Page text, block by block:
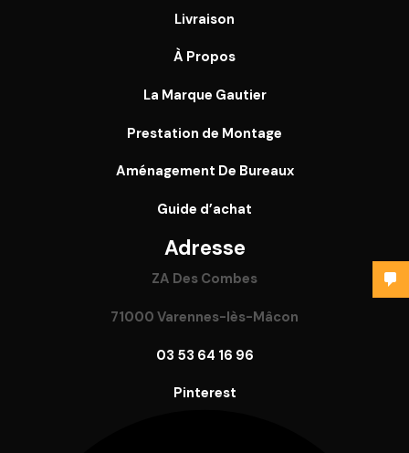
Livraison
À Propos
La Marque Gautier
Prestation de Montage
Aménagement De Bureaux
Guide d’achat
Adresse
ZA Des Combes
71000 Varennes-lès-Mâcon
03 53 64 16 96
Pinterest